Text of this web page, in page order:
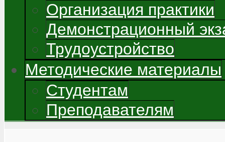
Организация практики
Демонстрационный
Трудоустройство
Методические материалы
Студентам
Преподавателям